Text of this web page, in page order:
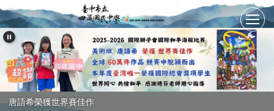
跳
到
主
內
容
唐語希榮獲世界賽佳作